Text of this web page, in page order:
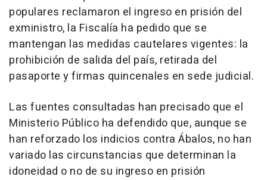
populares reclamaron el ingreso en prisión del
exministro, la Fiscalía ha pedido que se
mantengan las medidas cautelares vigentes: la
prohibición de salida del país, retirada del
pasaporte y firmas quincenales en sede judicial.
Las fuentes consultadas han precisado que el
Ministerio Público ha defendido que, aunque se
han reforzado los indicios contra Ábalos, no han
variado las circunstancias que determinan la
idoneidad o no de su ingreso en prisión